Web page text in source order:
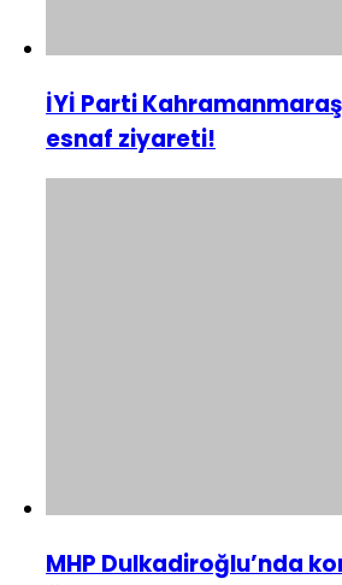
İYİ Parti
esnaf ziyareti!
MHP Dulkadiroğlu’nda